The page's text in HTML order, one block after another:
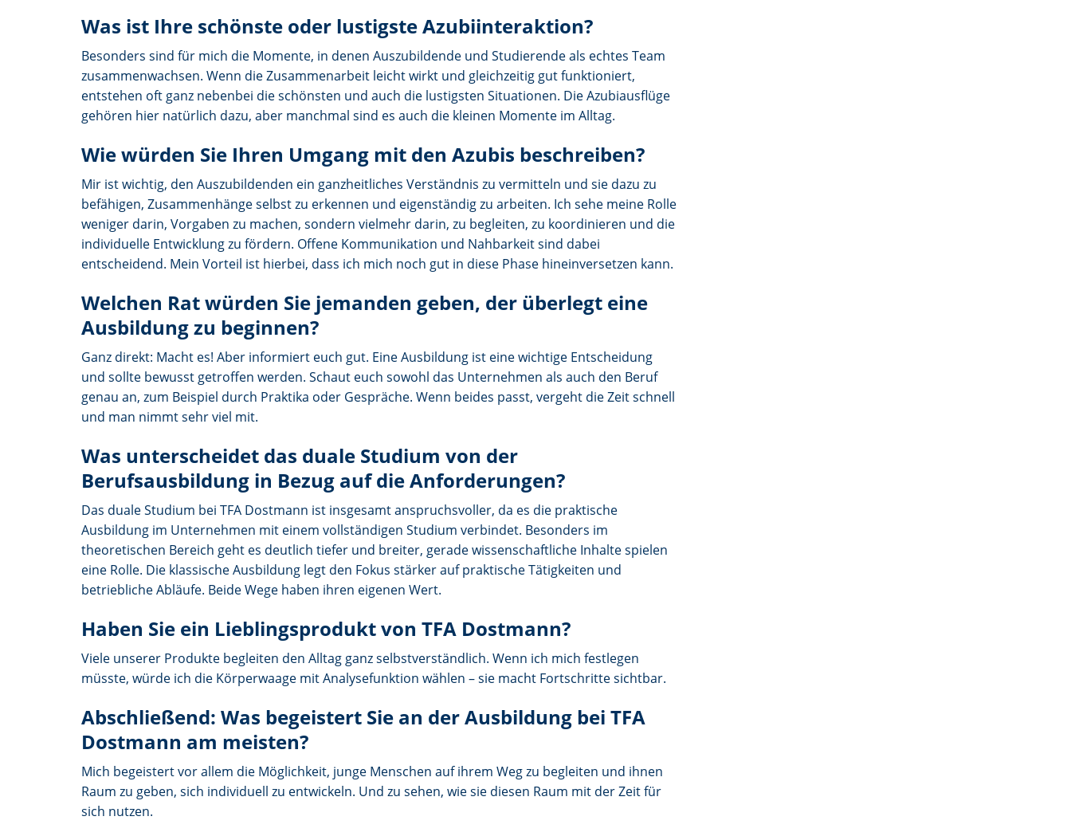
Was ist Ihre schönste oder lustigste Azubiinteraktion?
Besonders sind für mich die Momente, in denen Auszubildende und Studierende als echtes Team
zusammenwachsen. Wenn die Zusammenarbeit leicht wirkt und gleichzeitig gut funktioniert,
entstehen oft ganz nebenbei die schönsten und auch die lustigsten Situationen. Die Azubiausflüge
gehören hier natürlich dazu, aber manchmal sind es auch die kleinen Momente im Alltag.
Wie würden Sie Ihren Umgang mit den Azubis beschreiben?
Mir ist wichtig, den Auszubildenden ein ganzheitliches Verständnis zu vermitteln und sie dazu zu
befähigen, Zusammenhänge selbst zu erkennen und eigenständig zu arbeiten. Ich sehe meine Rolle
weniger darin, Vorgaben zu machen, sondern vielmehr darin, zu begleiten, zu koordinieren und die
individuelle Entwicklung zu fördern. Offene Kommunikation und Nahbarkeit sind dabei
entscheidend. Mein Vorteil ist hierbei, dass ich mich noch gut in diese Phase hineinversetzen kann.
Welchen Rat würden Sie jemanden geben, der überlegt eine
Ausbildung zu beginnen?
Ganz direkt: Macht es! Aber informiert euch gut. Eine Ausbildung ist eine wichtige Entscheidung
und sollte bewusst getroffen werden. Schaut euch sowohl das Unternehmen als auch den Beruf
genau an, zum Beispiel durch Praktika oder Gespräche. Wenn beides passt, vergeht die Zeit schnell
und man nimmt sehr viel mit.
Was unterscheidet das duale Studium von der
Berufsausbildung in Bezug auf die Anforderungen?
Das duale Studium bei TFA Dostmann ist insgesamt anspruchsvoller, da es die praktische
Ausbildung im Unternehmen mit einem vollständigen Studium verbindet. Besonders im
theoretischen Bereich geht es deutlich tiefer und breiter, gerade wissenschaftliche Inhalte spielen
eine Rolle. Die klassische Ausbildung legt den Fokus stärker auf praktische Tätigkeiten und
betriebliche Abläufe. Beide Wege haben ihren eigenen Wert.
Haben Sie ein Lieblingsprodukt von TFA Dostmann?
Viele unserer Produkte begleiten den Alltag ganz selbstverständlich. Wenn ich mich festlegen
müsste, würde ich die Körperwaage mit Analysefunktion wählen – sie macht Fortschritte sichtbar.
Abschließend: Was begeistert Sie an der Ausbildung bei TFA
Dostmann am meisten?
Mich begeistert vor allem die Möglichkeit, junge Menschen auf ihrem Weg zu begleiten und ihnen
Raum zu geben, sich individuell zu entwickeln. Und zu sehen, wie sie diesen Raum mit der Zeit für
sich nutzen.